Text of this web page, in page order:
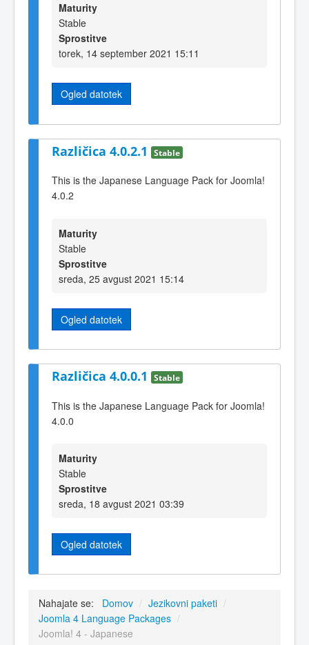
Maturity
Stable
Sprostitve
torek, 14 september 2021 15:11
Ogled datotek
Različica 4.0.2.1 Stable
This is the Japanese Language Pack for Joomla!
4.0.2
Maturity
Stable
Sprostitve
sreda, 25 avgust 2021 15:14
Ogled datotek
Različica 4.0.0.1 Stable
This is the Japanese Language Pack for Joomla!
4.0.0
Maturity
Stable
Sprostitve
sreda, 18 avgust 2021 03:39
Ogled datotek
Nahajate se: Domov / Jezikovni paketi /
Joomla 4 Language Packages /
Joomla! 4 - Japanese